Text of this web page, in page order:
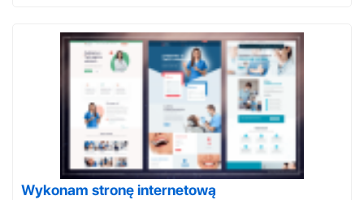
Wykonam stronę internetową